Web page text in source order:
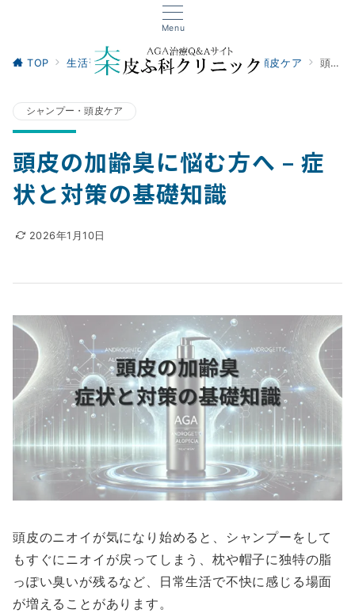
Menu
TOP 生活習慣・セルフケア シャンプー・頭皮ケア 頭皮の加齢臭に悩む方へ – 症状と対策の基礎知識
シャンプー・頭皮ケア
頭皮の加齢臭に悩む方へ – 症
状と対策の基礎知識
2026年1月10日
頭皮のニオイが気になり始めると、シャンプーをして
もすぐにニオイが戻ってしまう、枕や帽子に独特の脂
っぽい臭いが残るなど、日常生活で不快に感じる場面
が増えることがあります。